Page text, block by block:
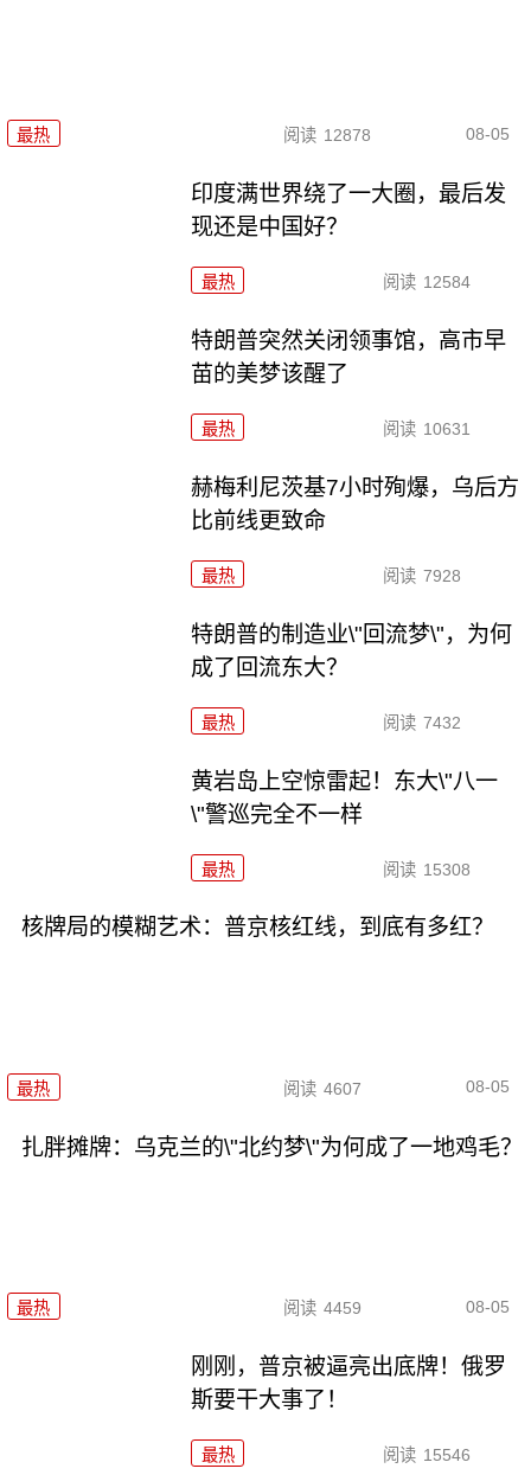
最热 阅读 12878 08-05
印度满世界绕了一大圈，最后发
现还是中国好？
最热 阅读 12584
特朗普突然关闭领事馆，高市早
苗的美梦该醒了
最热 阅读 10631
赫梅利尼茨基7小时殉爆，乌后方
比前线更致命
最热 阅读 7928
特朗普的制造业\"回流梦\"，为何
成了回流东大？
最热 阅读 7432
黄岩岛上空惊雷起！东大\"八一
\"警巡完全不一样
最热 阅读 15308
核牌局的模糊艺术：普京核红线，到底有多红？
最热 阅读 4607 08-05
扎胖摊牌：乌克兰的\"北约梦\"为何成了一地鸡毛？
最热 阅读 4459 08-05
刚刚，普京被逼亮出底牌！俄罗
斯要干大事了！
最热 阅读 15546